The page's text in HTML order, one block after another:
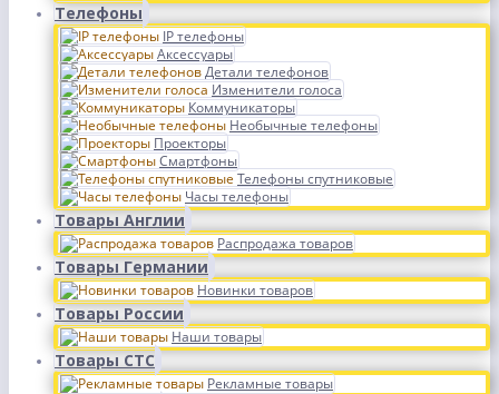
Телефоны
IP телефоны
Аксессуары
Детали телефонов
Изменители голоса
Коммуникаторы
Необычные телефоны
Проекторы
Смартфоны
Телефоны спутниковые
Часы телефоны
Товары Англии
Распродажа товаров
Товары Германии
Новинки товаров
Товары России
Наши товары
Товары СТС
Рекламные товары